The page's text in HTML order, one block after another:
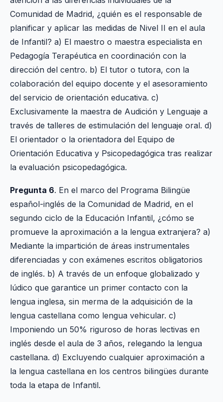
Comunidad de Madrid, ¿quién es el responsable de
planificar y aplicar las medidas de Nivel II en el aula
de Infantil? a) El maestro o maestra especialista en
Pedagogía Terapéutica en coordinación con la
dirección del centro. b) El tutor o tutora, con la
colaboración del equipo docente y el asesoramiento
del servicio de orientación educativa. c)
Exclusivamente la maestra de Audición y Lenguaje a
través de talleres de estimulación del lenguaje oral. d)
El orientador o la orientadora del Equipo de
Orientación Educativa y Psicopedagógica tras realizar
la evaluación psicopedagógica.
Pregunta 6. En el marco del Programa Bilingüe
español-inglés de la Comunidad de Madrid, en el
segundo ciclo de la Educación Infantil, ¿cómo se
promueve la aproximación a la lengua extranjera? a)
Mediante la impartición de áreas instrumentales
diferenciadas y con exámenes escritos obligatorios
de inglés. b) A través de un enfoque globalizado y
lúdico que garantice un primer contacto con la
lengua inglesa, sin merma de la adquisición de la
lengua castellana como lengua vehicular. c)
Imponiendo un 50% riguroso de horas lectivas en
inglés desde el aula de 3 años, relegando la lengua
castellana. d) Excluyendo cualquier aproximación a
la lengua castellana en los centros bilingües durante
toda la etapa de Infantil.